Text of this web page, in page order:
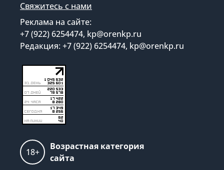
Свяжитесь с нами
Реклама на сайте:
+7 (922) 6254474, kp@orenkp.ru
Редакция: +7 (922) 6254474, kp@orenkp.ru
18+
Возрастная категория
сайта